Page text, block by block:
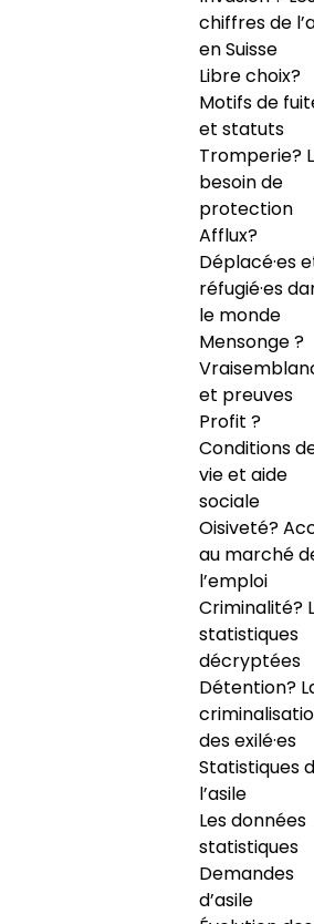
chiffres de
en Suisse
Libre choix?
Motifs de
et statuts
Tromperie?
besoin de
protection
Afflux?
Déplacé·es
réfugié·es
le monde
Mensonge ?
et preuves
Profit ?
Conditions
vie et aide
sociale
Oisiveté?
au marché
l’emploi
Criminalité?
statistiques
décryptées
Détention?
des exilé·es
Statistiques
l’asile
Les données
statistiques
Demandes
d’asile